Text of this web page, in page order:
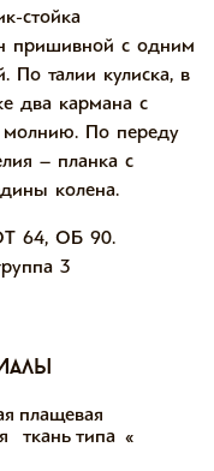
стойка
пришивной с одним
По талии кулиска, в
два кармана с
молнию. По переду
– планка с
колена.
64, ОБ 90.
3
плащевая
ткань типа «